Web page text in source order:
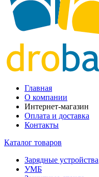
Главная
О компании
Интернет-магазин
Оплата и доставка
Контакты
Каталог товаров
Зарядные устройства
УМБ